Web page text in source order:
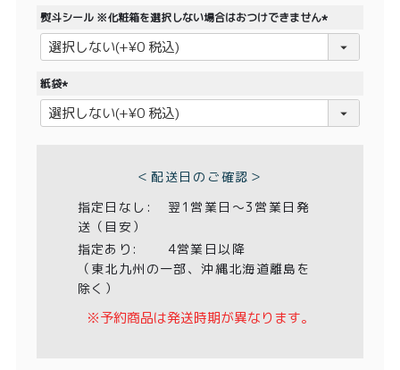
プライバシーポリシー
特定商取引法に基づく表記
)
熨斗シール ※化粧箱を選択しない場合はおつけできません
必
紙袋
(
必
＜配送日のご確認＞
指定日なし:
翌1営業日〜3営業日発
送（目安）
指定あり:
4営業日以降
（東北九州の一部、沖縄北海道離島を
除く）
※予約商品は発送時期が異なります。